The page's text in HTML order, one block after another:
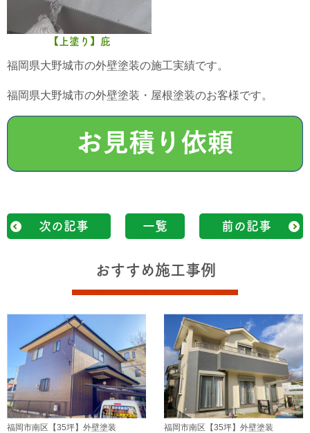
【上塗り】庇
福岡県大野城市の外壁塗装の施工実績です。
福岡県大野城市の外壁塗装・屋根塗装のお客様です。
次の記事 一覧 前の記事
おすすめ施工事例
福岡市南区【35坪】外壁塗装 福岡市南区【35坪】外壁塗装